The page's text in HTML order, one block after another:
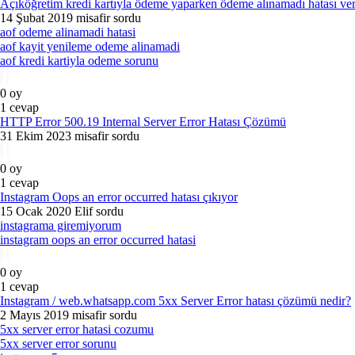
Açıköğretim kredi kartıyla ödeme yaparken ödeme alınamadı hatası
14 Şubat 2019 misafir sordu
aof odeme alinamadi hatasi
aof kayit yenileme odeme alinamadi
aof kredi kartiyla odeme sorunu
0 oy
1 cevap
HTTP Error 500.19 Internal Server Error Hatası Çözümü
31 Ekim 2023 misafir sordu
0 oy
1 cevap
Instagram Oops an error occurred hatası çıkıyor
15 Ocak 2020 Elif sordu
instagrama giremiyorum
instagram oops an error occurred hatasi
0 oy
1 cevap
Instagram / web.whatsapp.com 5xx Server Error hatası çözümü nedir?
2 Mayıs 2019 misafir sordu
5xx server error hatasi cozumu
5xx server error sorunu